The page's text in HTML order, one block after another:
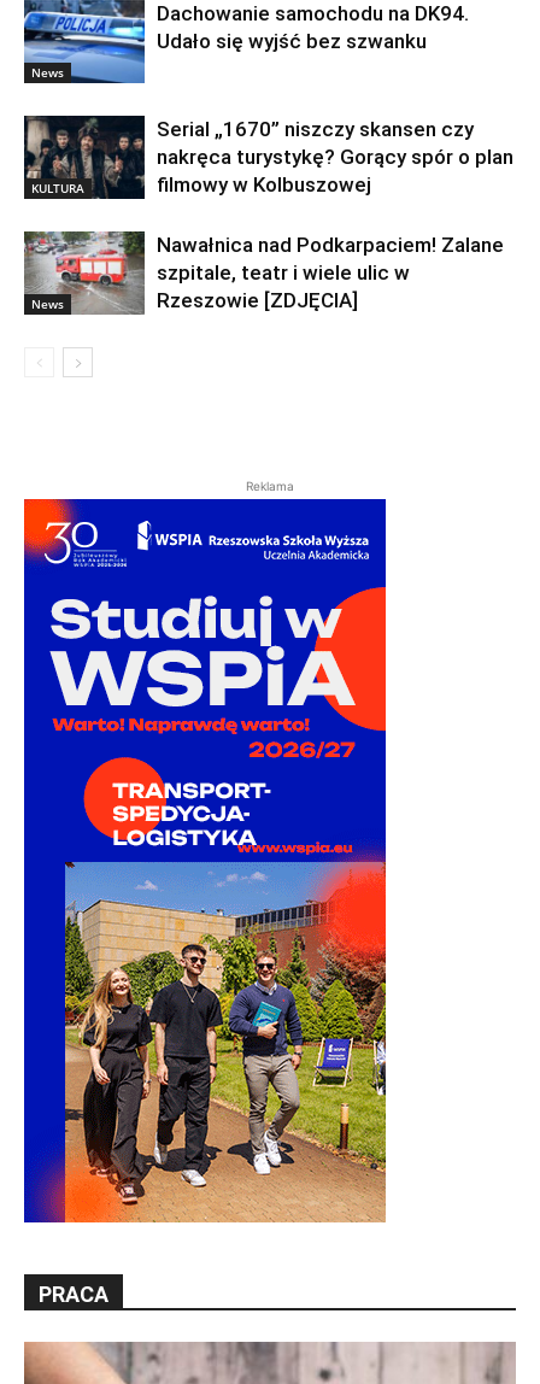
News
Dachowanie samochodu na DK94.
Udało się wyjść bez szwanku
KULTURA
Serial „1670” niszczy skansen czy
nakręca turystykę? Gorący spór o plan
filmowy w Kolbuszowej
News
Nawałnica nad Podkarpaciem! Zalane
szpitale, teatr i wiele ulic w
Rzeszowie [ZDJĘCIA]
Reklama
PRACA